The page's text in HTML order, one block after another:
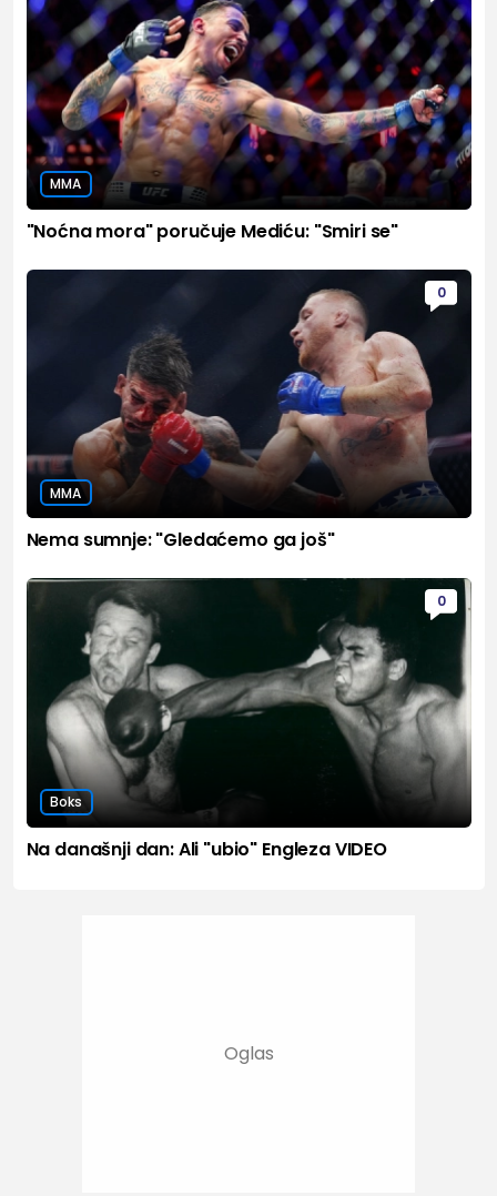
MMA
"Noćna mora" poručuje Mediću: "Smiri se"
0
MMA
Nema sumnje: "Gledaćemo ga još"
0
Boks
Na današnji dan: Ali "ubio" Engleza VIDEO